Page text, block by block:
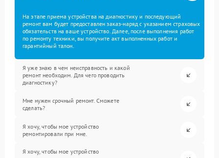
На этапе приема устройства на диагностику и последующий
ремонт вам будет предоставлен заказ-наряд с указанием страховых
обязательств на ваше устройство. Далее, после выполнения работ
по ремонту техники, вы получите акт выполненных работ и
гарантийный талон.
Я уже знаю в чем неисправность и какой
ремонт необходим. Для чего проводить
диагностику?
Мне нужен срочный ремонт. Сможете
сделать?
Я хочу, чтобы мое устройство
ремонтировали при мне.
Я хочу, чтобы мое устройство